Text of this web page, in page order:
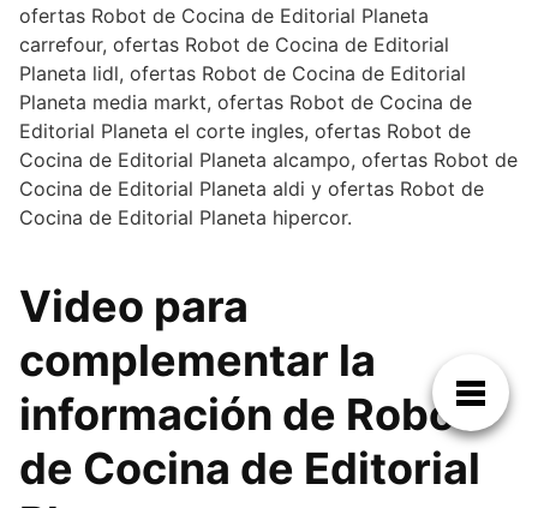
ofertas Robot de Cocina de Editorial Planeta
carrefour, ofertas Robot de Cocina de Editorial
Planeta lidl, ofertas Robot de Cocina de Editorial
Planeta media markt, ofertas Robot de Cocina de
Editorial Planeta el corte ingles, ofertas Robot de
Cocina de Editorial Planeta alcampo, ofertas Robot de
Cocina de Editorial Planeta aldi y ofertas Robot de
Cocina de Editorial Planeta hipercor.
Video para
complementar la
información de Robot
de Cocina de Editorial